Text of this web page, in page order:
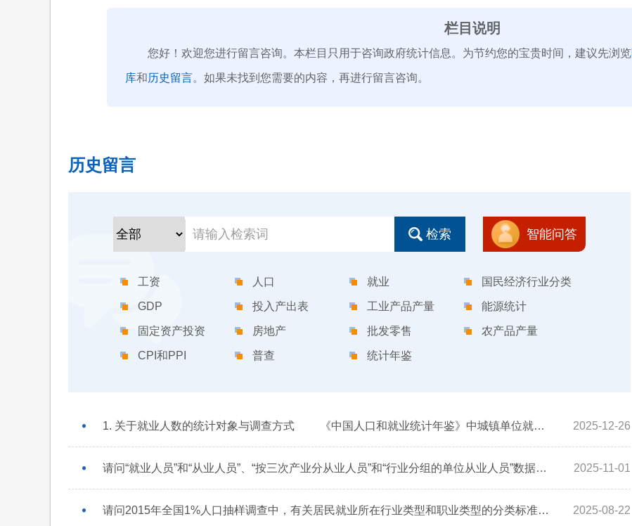
栏目说明
您好！欢迎您进行留言咨询。本栏目只用于咨询政府统计信息。为节约您的宝贵时间，建议先浏览
库和历史留言。如果未找到您需要的内容，再进行留言咨询。
历史留言
智能问答
检索
工资 人口 就业 国民经济行业分类
GDP 投入产出表 工业产品产量 能源统计
固定资产投资 房地产 批发零售 农产品产量
CPI和PPI 普查 统计年鉴
1. 关于就业人数的统计对象与调查方式 《中国人口和就业统计年鉴》中城镇单位就业人员按不同单位类型（如企业、政府单位等）分类统计，请问该分类就业人数主要是基于 住户层面的劳动力调查中，由调查对象自报其就业单位性质进行归类，还是以法人单位为调查对象，通过单位报表制度汇总形成？ 2. 关于单位类型划分标准 《中国人口和就业统计年鉴》中所使用的“企业”“机关单位”“事业单位”等单位类型，请问是否依据单位所执行的会计制度进行划分？这与中国经济普查中从各类单位统计的从业人员指标在统计对象、单位范围及分类标准上存在哪些差异？ 2025-12-26
请问“就业人员”和“从业人员”、“按三次产业分从业人员”和“行业分组的单位从业人员”数据口径各自有什么差异？为什么在《城市统计年鉴》中“行业分组的单位从业人员”不足1万人，但在省统计年鉴中“按三次产业分从业人员”却多达几十万？若需要研究当地的全部劳动力行业分布状况用哪个更合理？ 2025-11-01
请问2015年全国1%人口抽样调查中，有关居民就业所在行业类型和职业类型的分类标准，是依据哪个版本的《国民经济行业分类》和《职业分类与代码》？ 2025-08-22